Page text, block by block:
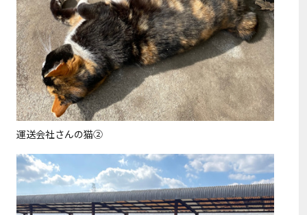
運送会社さんの猫②